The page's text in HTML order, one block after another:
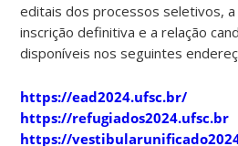
editais dos processos seletivos,
inscrição definitiva e a relação
disponíveis nos seguintes
https://ead2024.ufsc.br/
https://refugiados2024.ufsc.br
https://